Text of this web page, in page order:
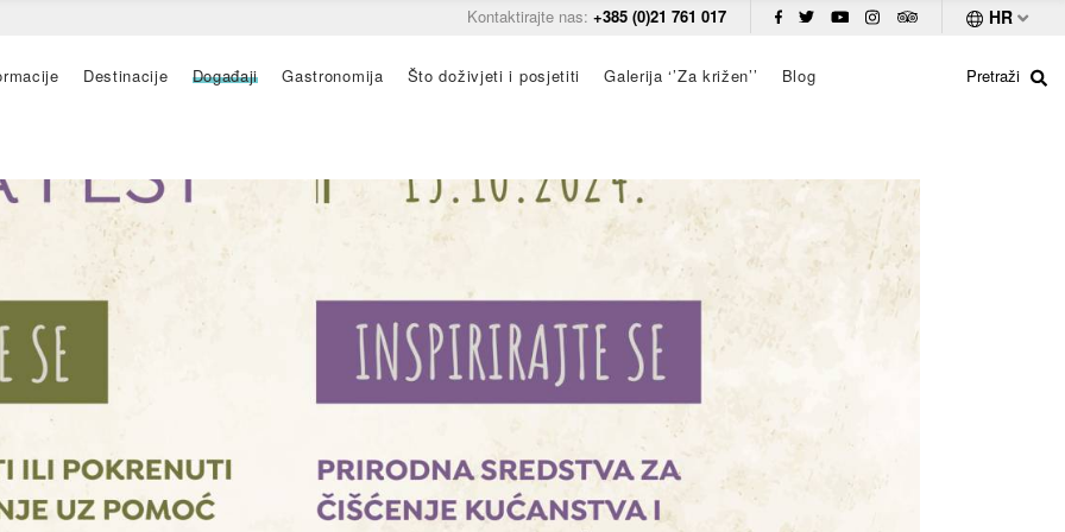
HR
Kontaktirajte nas: +385 (0)21 761 017
Pretraži
Destinacije Događaji Gastronomija Što doživjeti i posjetiti Galerija ‘’Za križen’’ Blog